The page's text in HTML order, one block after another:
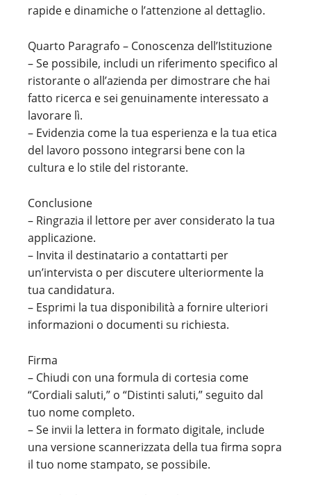
rapide e dinamiche o l’attenzione al dettaglio.
Quarto Paragrafo – Conoscenza dell’Istituzione
– Se possibile, includi un riferimento specifico al
ristorante o all’azienda per dimostrare che hai
fatto ricerca e sei genuinamente interessato a
lavorare lì.
– Evidenzia come la tua esperienza e la tua etica
del lavoro possono integrarsi bene con la
cultura e lo stile del ristorante.
Conclusione
– Ringrazia il lettore per aver considerato la tua
applicazione.
– Invita il destinatario a contattarti per
un’intervista o per discutere ulteriormente la
tua candidatura.
– Esprimi la tua disponibilità a fornire ulteriori
informazioni o documenti su richiesta.
Firma
– Chiudi con una formula di cortesia come
“Cordiali saluti,” o “Distinti saluti,” seguito dal
tuo nome completo.
– Se invii la lettera in formato digitale, include
una versione scannerizzata della tua firma sopra
il tuo nome stampato, se possibile.